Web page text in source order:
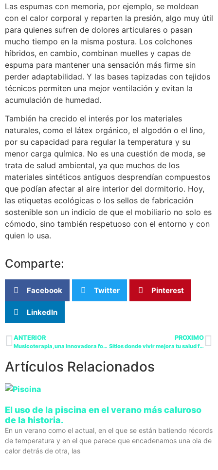
Las espumas con memoria, por ejemplo, se moldean
con el calor corporal y reparten la presión, algo muy útil
para quienes sufren de dolores articulares o pasan
mucho tiempo en la misma postura. Los colchones
híbridos, en cambio, combinan muelles y capas de
espuma para mantener una sensación más firme sin
perder adaptabilidad. Y las bases tapizadas con tejidos
técnicos permiten una mejor ventilación y evitan la
acumulación de humedad.
También ha crecido el interés por los materiales
naturales, como el látex orgánico, el algodón o el lino,
por su capacidad para regular la temperatura y su
menor carga química. No es una cuestión de moda, se
trata de salud ambiental, ya que muchos de los
materiales sintéticos antiguos desprendían compuestos
que podían afectar al aire interior del dormitorio. Hoy,
las etiquetas ecológicas o los sellos de fabricación
sostenible son un indicio de que el mobiliario no solo es
cómodo, sino también respetuoso con el entorno y con
quien lo usa.
Comparte:
Facebook Twitter Pinterest
LinkedIn
ANTERIOR
Musicoterapia, una innovadora forma de tratar
PROXIMO
Sitios donde vivir mejora tu salud física y mental
Artículos Relacionados
El uso de la piscina en el verano más caluroso
de la historia.
En un verano como el actual, en el que se están batiendo récords
de temperatura y en el que parece que encadenamos una ola de
calor detrás de otra, las